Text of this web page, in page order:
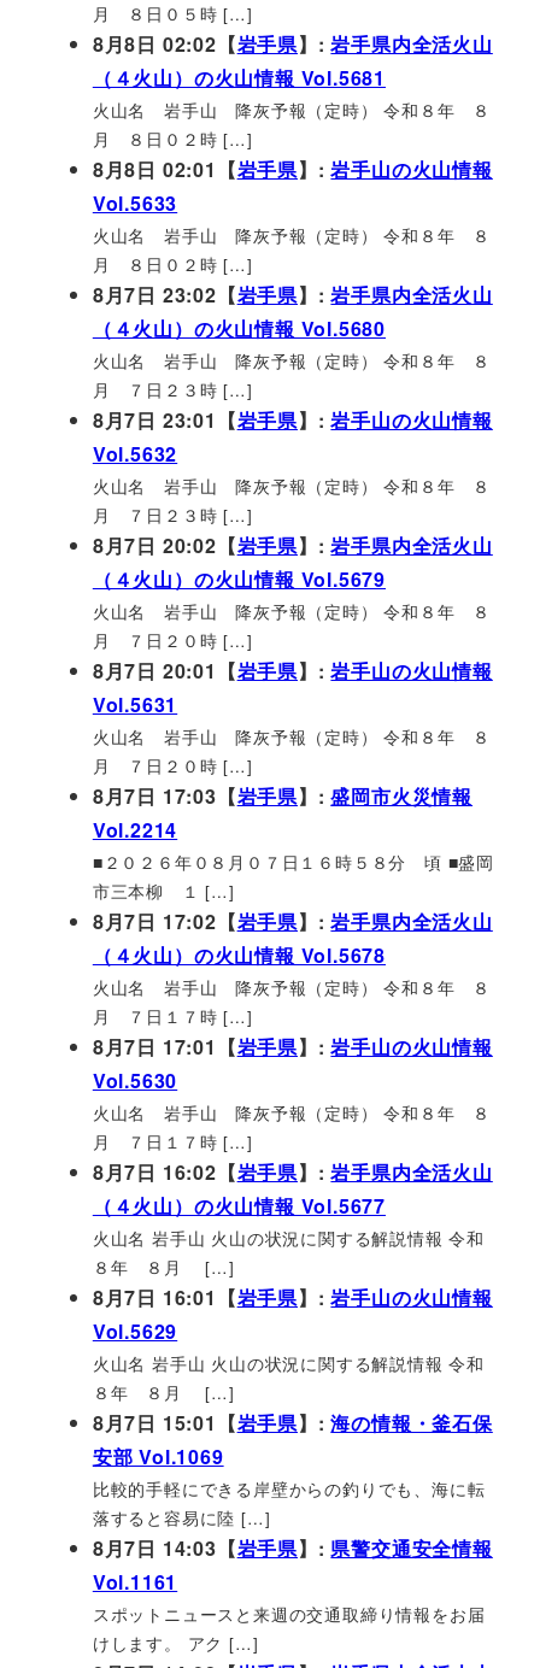
月 ８日０５時 […]
8月8日 02:02【岩手県】:岩手県内全活火山
（４火山）の火山情報 Vol.5681
火山名 岩手山 降灰予報（定時） 令和８年 ８
月 ８日０２時 […]
8月8日 02:01【岩手県】:岩手山の火山情報
Vol.5633
火山名 岩手山 降灰予報（定時） 令和８年 ８
月 ８日０２時 […]
8月7日 23:02【岩手県】:岩手県内全活火山
（４火山）の火山情報 Vol.5680
火山名 岩手山 降灰予報（定時） 令和８年 ８
月 ７日２３時 […]
8月7日 23:01【岩手県】:岩手山の火山情報
Vol.5632
火山名 岩手山 降灰予報（定時） 令和８年 ８
月 ７日２３時 […]
8月7日 20:02【岩手県】:岩手県内全活火山
（４火山）の火山情報 Vol.5679
火山名 岩手山 降灰予報（定時） 令和８年 ８
月 ７日２０時 […]
8月7日 20:01【岩手県】:岩手山の火山情報
Vol.5631
火山名 岩手山 降灰予報（定時） 令和８年 ８
月 ７日２０時 […]
8月7日 17:03【岩手県】:盛岡市火災情報
Vol.2214
■２０２６年０８月０７日１６時５８分 頃 ■盛岡
市三本柳 １ […]
8月7日 17:02【岩手県】:岩手県内全活火山
（４火山）の火山情報 Vol.5678
火山名 岩手山 降灰予報（定時） 令和８年 ８
月 ７日１７時 […]
8月7日 17:01【岩手県】:岩手山の火山情報
Vol.5630
火山名 岩手山 降灰予報（定時） 令和８年 ８
月 ７日１７時 […]
8月7日 16:02【岩手県】:岩手県内全活火山
（４火山）の火山情報 Vol.5677
火山名 岩手山 火山の状況に関する解説情報 令和
８年 ８月 […]
8月7日 16:01【岩手県】:岩手山の火山情報
Vol.5629
火山名 岩手山 火山の状況に関する解説情報 令和
８年 ８月 […]
8月7日 15:01【岩手県】:海の情報・釜石保
安部 Vol.1069
比較的手軽にできる岸壁からの釣りでも、海に転
落すると容易に陸 […]
8月7日 14:03【岩手県】:県警交通安全情報
Vol.1161
スポットニュースと来週の交通取締り情報をお届
けします。 アク […]